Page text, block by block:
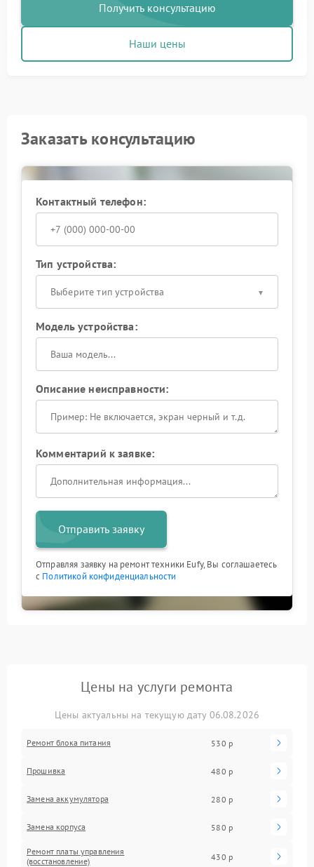
Получить консультацию
Наши цены
Заказать консультацию
Контактный телефон:
Тип устройства:
Выберите тип устройства
Модель устройства:
Описание неисправности:
Комментарий к заявке:
Отправить заявку
Отправляя заявку на ремонт техники Eufy, Вы соглашаетесь
с Политикой конфиденциальности
Цены на услуги ремонта
Цены актуальны на текущую дату 06.08.2026
Ремонт блока питания 530 р
Прошивка 480 р
Замена аккумулятора 280 р
Замена корпуса 580 р
Ремонт платы управления
(восстановление)
430 р